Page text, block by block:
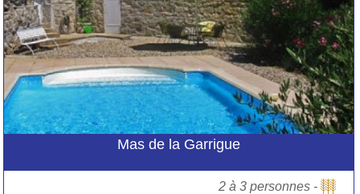
Mas de la Garrigue
2 à 3 personnes -